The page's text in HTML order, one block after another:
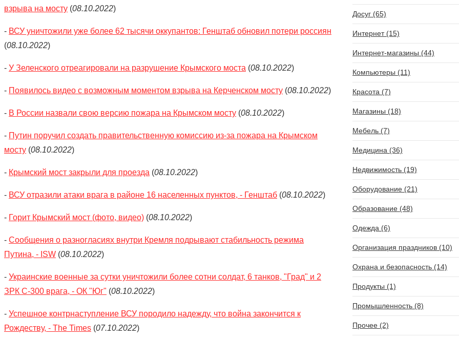
взрыва на мосту (08.10.2022)
- ВСУ уничтожили уже более 62 тысячи оккупантов: Генштаб обновил потери россиян
(08.10.2022)
- У Зеленского отреагировали на разрушение Крымского моста (08.10.2022)
- Появилось видео с возможным моментом взрыва на Керченском мосту (08.10.2022)
- В России назвали свою версию пожара на Крымском мосту (08.10.2022)
- Путин поручил создать правительственную комиссию из-за пожара на Крымском
мосту (08.10.2022)
- Крымский мост закрыли для проезда (08.10.2022)
- ВСУ отразили атаки врага в районе 16 населенных пунктов, - Генштаб (08.10.2022)
- Горит Крымский мост (фото, видео) (08.10.2022)
- Сообщения о разногласиях внутри Кремля подрывают стабильность режима
Путина, - ISW (08.10.2022)
- Украинские военные за сутки уничтожили более сотни солдат, 6 танков, "Град" и 2
ЗРК С-300 врага, - ОК "Юг" (08.10.2022)
- Успешное контрнаступление ВСУ породило надежду, что война закончится к
Рождеству, - The Times (07.10.2022)
Досуг (65)
Интернет (15)
Интернет-магазины (44)
Компьютеры (11)
Красота (7)
Магазины (18)
Мебель (7)
Медицина (36)
Недвижимость (19)
Оборудование (21)
Образование (48)
Одежда (6)
Организация праздников (10)
Охрана и безопасность (14)
Продукты (1)
Промышленность (8)
Прочее (2)